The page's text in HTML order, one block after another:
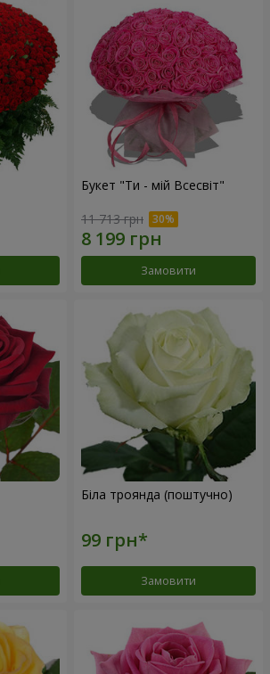
Букет "Ти - мій Всесвіт"
11 713 грн
Замовити
Біла троянда (поштучно)
Замовити